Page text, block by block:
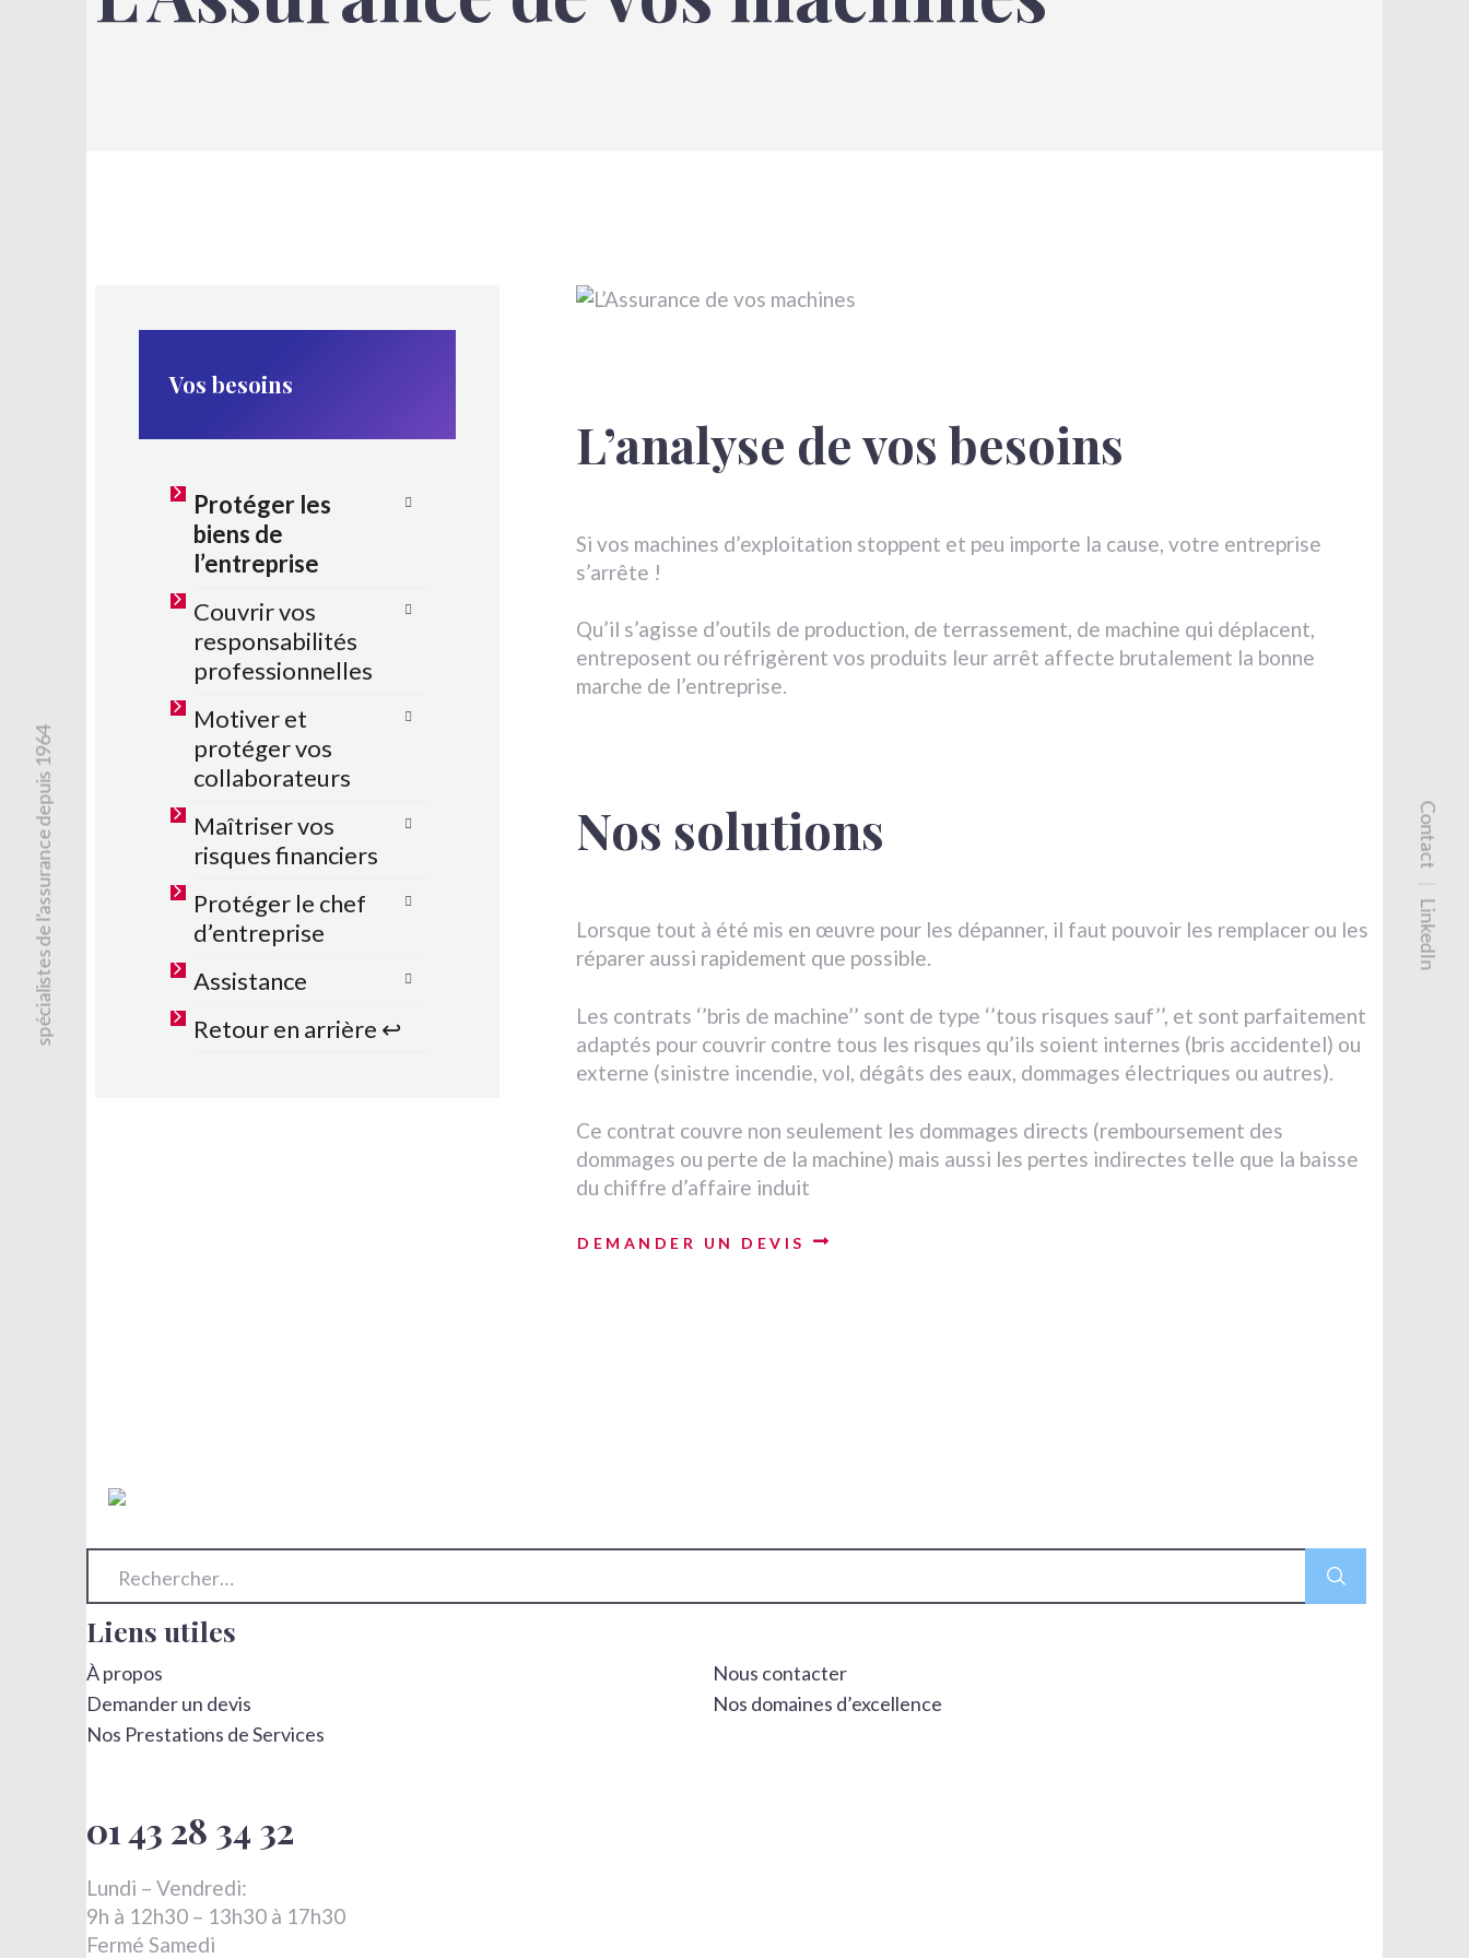
L’analyse de vos besoins
Si vos machines d’exploitation stoppent et peu importe la cause, votre entreprise
s’arrête !
Qu’il s’agisse d’outils de production, de terrassement, de machine qui déplacent,
entreposent ou réfrigèrent vos produits leur arrêt affecte brutalement la bonne
marche de l’entreprise.
Nos solutions
Lorsque tout à été mis en œuvre pour les dépanner, il faut pouvoir les remplacer ou les
réparer aussi rapidement que possible.
Les contrats ‘’bris de machine’’ sont de type ‘’tous risques sauf’’, et sont parfaitement
adaptés pour couvrir contre tous les risques qu’ils soient internes (bris accidentel) ou
externe (sinistre incendie, vol, dégâts des eaux, dommages électriques ou autres).
Ce contrat couvre non seulement les dommages directs (remboursement des
dommages ou perte de la machine) mais aussi les pertes indirectes telle que la baisse
du chiffre d’affaire induit
DEMANDER UN DEVIS
Vos besoins
Protéger les
biens de
l’entreprise
Couvrir vos
responsabilités
professionnelles
Motiver et
protéger vos
collaborateurs
Maîtriser vos
risques financiers
Protéger le chef
d’entreprise
Assistance
Retour en arrière ↩
Liens utiles
À propos
Nous contacter
Demander un devis
Nos domaines d’excellence
Nos Prestations de Services
01 43 28 34 32
Lundi – Vendredi:
9h à 12h30 – 13h30 à 17h30
Fermé Samedi
spécialistes de l'assurance depuis 1964 Contact
LinkedIn